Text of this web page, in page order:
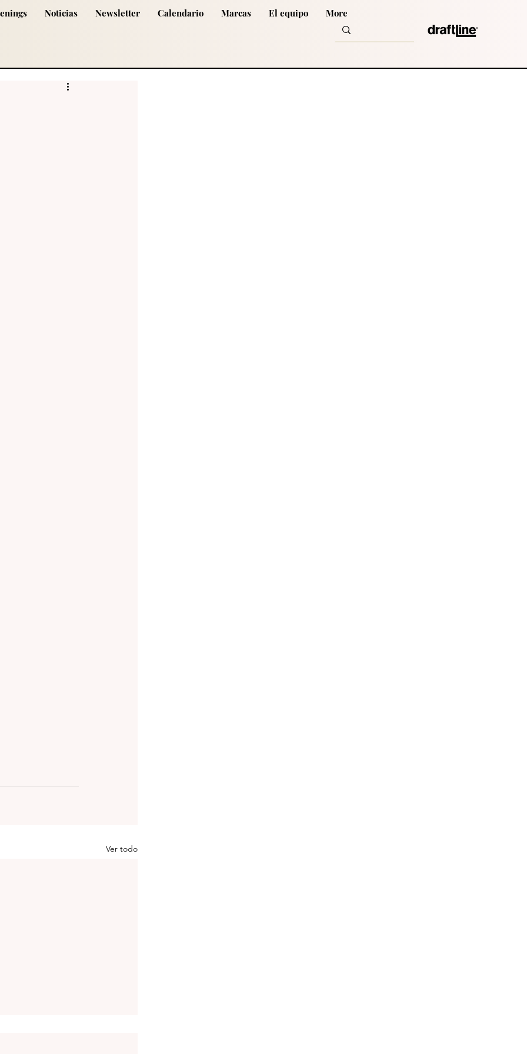
Noticias Newsletter Calendario Marcas El equipo More
Ver todo